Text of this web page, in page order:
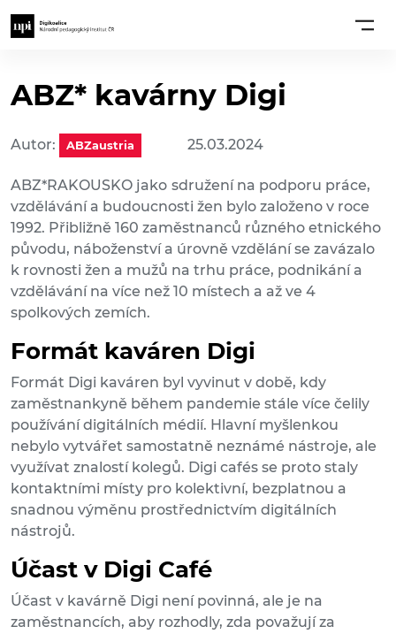
ABZ* kavárny Digi
Autor: ABZaustria 25.03.2024
ABZ*RAKOUSKO jako sdružení na podporu práce,
vzdělávání a budoucnosti žen bylo založeno v roce
1992. Přibližně 160 zaměstnanců různého etnického
původu, náboženství a úrovně vzdělání se zavázalo
k rovnosti žen a mužů na trhu práce, podnikání a
vzdělávání na více než 10 místech a až ve 4
spolkových zemích.
Formát kaváren Digi
Formát Digi kaváren byl vyvinut v době, kdy
zaměstnankyně během pandemie stále více čelily
používání digitálních médií. Hlavní myšlenkou
nebylo vytvářet samostatně neznámé nástroje, ale
využívat znalostí kolegů. Digi cafés se proto staly
kontaktními místy pro kolektivní, bezplatnou a
snadnou výměnu prostřednictvím digitálních
nástrojů.
Účast v Digi Café
Účast v kavárně Digi není povinná, ale je na
zaměstnancích, aby rozhodly, zda považují za